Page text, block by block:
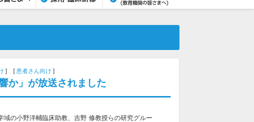
患者さん向け
か」が放送されました
の小野洋輔臨床助教、吉野 修教授らの研究グルー